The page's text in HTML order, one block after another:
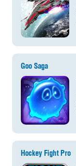
Goo Saga
Hockey Fight Pro